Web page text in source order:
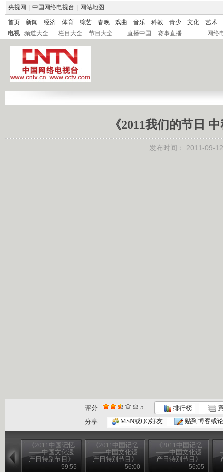
央视网 中国网络电视台 网站地图
首页 新闻 经济 体育 综艺 春晚 戏曲 音乐 科教 青少 文化
艺术
电视
频道大全 栏目大全 节目大全 直播中国 赛事直播 网络
《2011我们的节日
发布时间： 2011-09-
评分 5 排行榜
分享
MSN或QQ好友 贴到博客或
《2011中国记忆
——中国文化遗
产日特别节目》
20110611 （一）
59:55
《2011中国记忆
——中国文化遗
产日特别节目》
20110611 （二）
56:00
《2011中国记忆
——中国文化遗
产日特别节目》
20110611 （三）
56:05